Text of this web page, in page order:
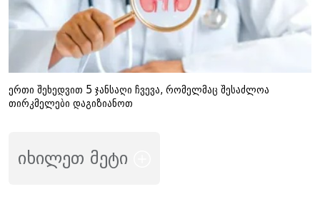
ერთი შეხედვით 5 ჯანსაღი ჩვევა, რომელმაც შესაძლოა
თირკმელები დაგიზიანოთ
იხილეთ მეტი